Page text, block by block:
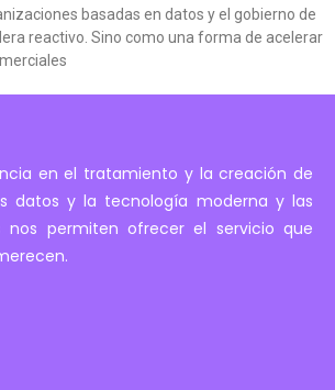
basadas en datos y el gobierno de
reactivo. Sino como una forma de acelerar
en el tratamiento y la creación de
datos y la tecnología moderna y las
nos permiten ofrecer el servicio que